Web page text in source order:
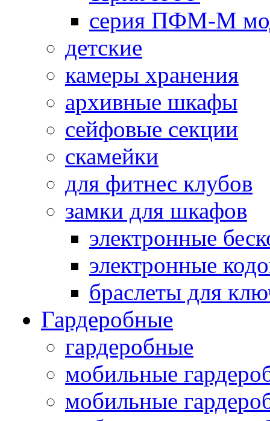
серия ПФМ-М
детские
камеры хранения
архивные шкафы
сейфовые секции
скамейки
для фитнес клубов
замки для шкафов
электронные
электронные
браслеты для
Гардеробные
гардеробные
мобильные
мобильные